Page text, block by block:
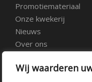
Wij waarderen
Promotiemateriaal
Onze kwekerij
Nieuws
Over ons
Vacatures